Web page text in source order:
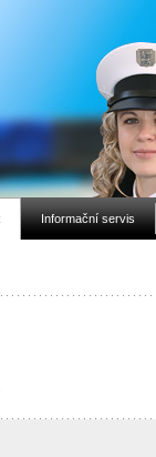
Informační servis